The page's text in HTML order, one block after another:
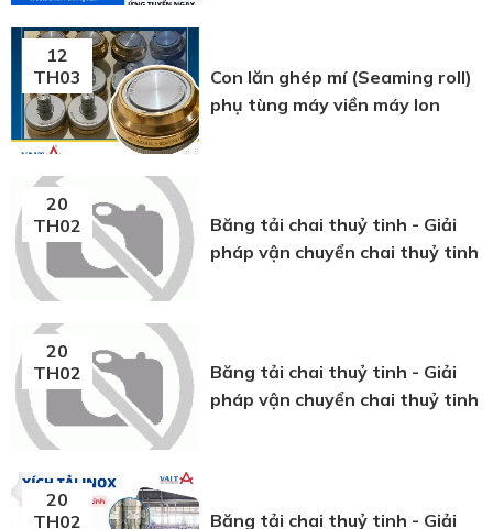
12
TH03
Con lăn ghép mí (Seaming roll)
phụ tùng máy viền máy lon
20
TH02
Băng tải chai thuỷ tinh - Giải
pháp vận chuyển chai thuỷ tinh
20
TH02
Băng tải chai thuỷ tinh - Giải
pháp vận chuyển chai thuỷ tinh
20
TH02
Băng tải chai thuỷ tinh - Giải